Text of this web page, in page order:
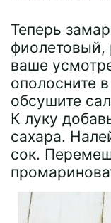
Теперь
фиолетовый,
ваше
ополосните
обсушите
К луку
сахара.
сок.